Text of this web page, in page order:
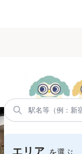
エリア を選ぶ